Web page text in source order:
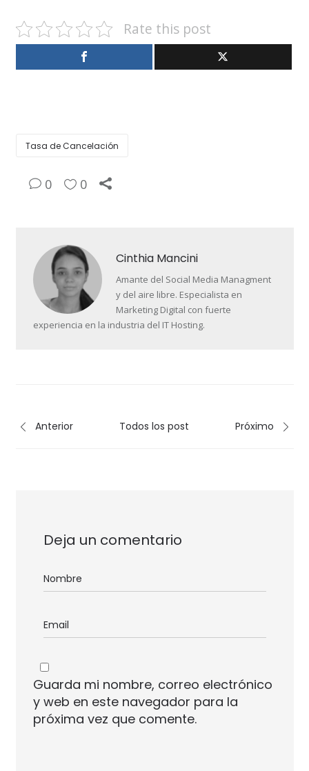
Rate this post
Tasa de Cancelación
0 0
Cinthia Mancini
Amante del Social Media Managment
y del aire libre. Especialista en
Marketing Digital con fuerte
experiencia en la industria del IT Hosting.
Anterior Todos los post Próximo
Deja un comentario
Guarda mi nombre, correo electrónico
y web en este navegador para la
próxima vez que comente.